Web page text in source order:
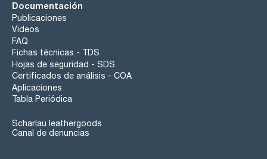
Documentación
Publicaciones
Videos
FAQ
Fichas técnicas - TDS
Hojas de seguridad - SDS
Certificados de análisis - COA
Aplicaciones
Tabla Periódica
Scharlau leathergoods
Canal de denuncias